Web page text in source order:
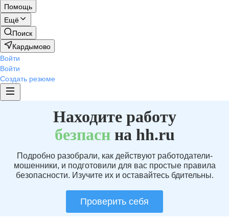
Помощь
Ещё
Поиск
Кардымово
Войти
Войти
Создать резюме
Находите работу
безпаснна hh.ru
Подробно разобрали, как действуют работодатели-
мошенники, и подготовили для вас простые правила
безопасности. Изучите их и оставайтесь бдительны.
Проверить себя